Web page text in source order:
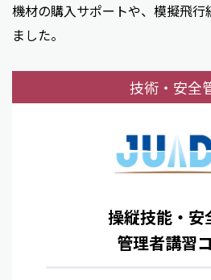
機材の購入サポートや、模擬飛
ました。
技術・安全
操縦技能・安
管理者講習